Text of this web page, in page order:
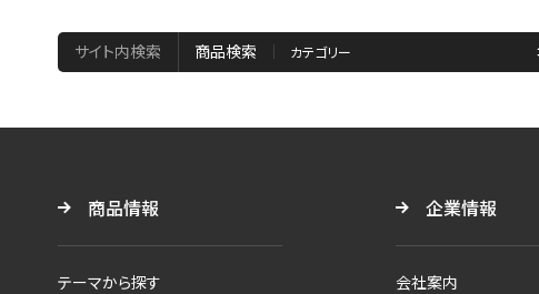
サイト内検索 商品検索
商品情報
テーマから探す
企業情報
会社案内